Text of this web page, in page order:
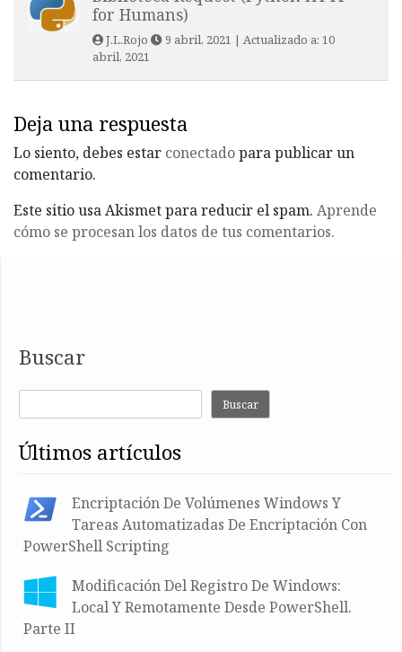
for Humans)
J.L.Rojo 9 abril, 2021 | Actualizado a:10
abril, 2021
Deja una respuesta
Lo siento, debes estar conectadopara publicar un
comentario.
Este sitio usa Akismet para reducir el spam. Aprende
cómo se procesan los datos de tus comentarios.
Buscar
Buscar
últimos artículos
Encriptación De Volúmenes Windows Y
Tareas Automatizadas De Encriptación Con
PowerShell Scripting
Modificación Del Registro De Windows:
Local Y Remotamente Desde PowerShell.
Parte II